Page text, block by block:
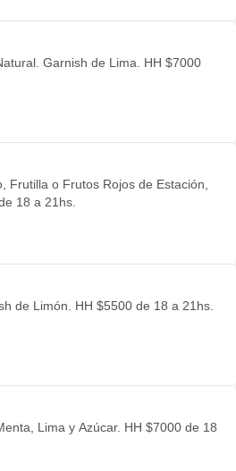
Garnish de Lima. HH $7000
Frutilla o Frutos Rojos de Estación,
18 a 21hs.
de Limón. HH $5500 de 18 a 21hs.
Lima y Azúcar. HH $7000 de 18